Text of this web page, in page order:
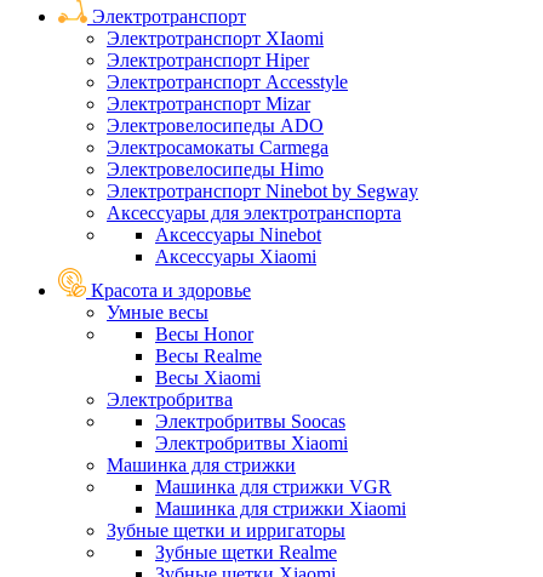
Электротранспорт
Электротранспорт XIaomi
Электротранспорт Hiper
Электротранспорт Accesstyle
Электротранспорт Mizar
Электровелосипеды ADO
Электросамокаты Carmega
Электровелосипеды Himo
Электротранспорт Ninebot by Segway
Аксессуары для электротранспорта
Аксессуары Ninebot
Аксессуары Xiaomi
Красота и здоровье
Умные весы
Весы Honor
Весы Realme
Весы Xiaomi
Электробритва
Электробритвы Soocas
Электробритвы Xiaomi
Машинка для стрижки
Машинка для стрижки VGR
Машинка для стрижки Xiaomi
Зубные щетки и ирригаторы
Зубные щетки Realme